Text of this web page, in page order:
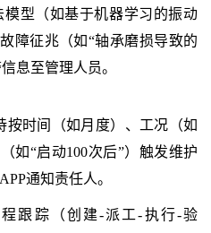
模型（如基于机器学习的振动
障征兆（如“轴承磨损导致的
息至管理人员。
按时间（如月度）、工况（如
如“启动100次后”）触发维护
通知责任人。
跟踪（创建-派工-执行-验